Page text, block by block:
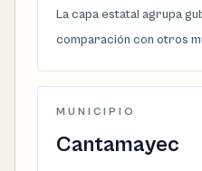
La capa estatal agrupa
comparación con otros
MUNICIPIO
Cantamayec